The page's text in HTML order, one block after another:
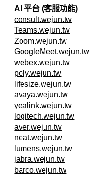
AI 平台 (客服功能)
consult.wejun.tw
Teams.wejun.tw
Zoom.wejun.tw
GoogleMeet.wejun.tw
webex.wejun.tw
poly.wejun.tw
lifesize.wejun.tw
avaya.wejun.tw
yealink.wejun.tw
logitech.wejun.tw
aver.wejun.tw
neat.wejun.tw
lumens.wejun.tw
jabra.wejun.tw
barco.wejun.tw